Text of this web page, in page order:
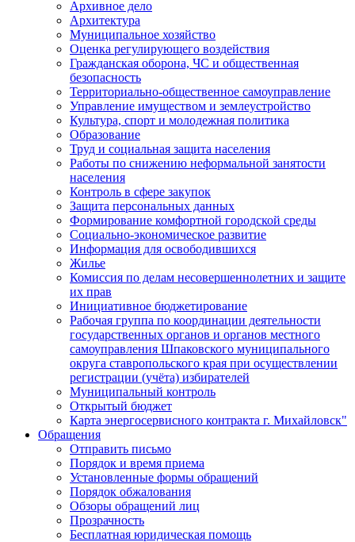
Архивное дело
Архитектура
Муниципальное хозяйство
Оценка регулирующего воздействия
Гражданская оборона, ЧС и общественная
безопасность
Территориально-общественное самоуправление
Управление имуществом и землеустройство
Культура, спорт и молодежная политика
Образование
Труд и социальная защита населения
Работы по снижению неформальной занятости
населения
Контроль в сфере закупок
Защита персональных данных
Формирование комфортной городской среды
Социально-экономическое развитие
Информация для освободившихся
Жилье
Комиссия по делам несовершеннолетних и защите
их прав
Инициативное бюджетирование
Рабочая группа по координации деятельности
государственных органов и органов местного
самоуправления Шпаковского муниципального
округа ставропольского края при осуществлении
регистрации (учёта) избирателей
Муниципальный контроль
Открытый бюджет
Карта энергосервисного контракта г. Михайловск"
Обращения
Отправить письмо
Порядок и время приема
Установленные формы обращений
Порядок обжалования
Обзоры обращений лиц
Прозрачность
Бесплатная юридическая помощь